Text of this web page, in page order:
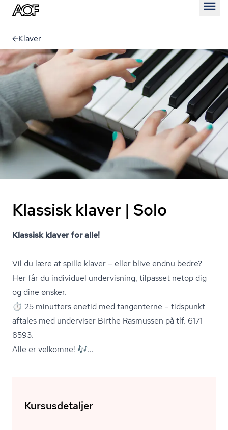
Klaver
Klassisk klaver | Solo
Klassisk klaver for alle!
Vil du lære at spille klaver – eller blive endnu bedre?
Her får du individuel undervisning, tilpasset netop dig
og dine ønsker.
⏱️ 25 minutters enetid med tangenterne – tidspunkt
aftales med underviser Birthe Rasmussen på tlf. 6171
8593.
Alle er velkomne! 🎶...
Kursusdetaljer